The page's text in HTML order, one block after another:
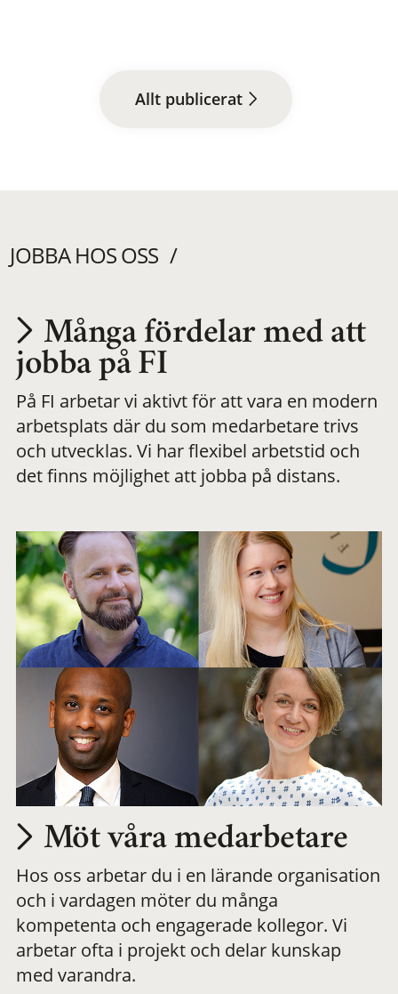
Allt publicerat
JOBBA HOS OSS
Utvecklas på en
meningsfull och
flexibel
Många fördelar med att
jobba på FI
På FI arbetar vi aktivt för att vara en modern
arbetsplats där du som medarbetare trivs
och utvecklas. Vi har flexibel arbetstid och
det finns möjlighet att jobba på distans.
Möt våra medarbetare
Hos oss arbetar du i en lärande organisation
och i vardagen möter du många
kompetenta och engagerade kollegor. Vi
arbetar ofta i projekt och delar kunskap
med varandra.